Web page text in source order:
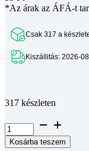
*Az árak az ÁFÁ-t
Csak 317 a
Kiszállitás: 2026-
317 készleten
Süllyesztett
fejű
phillips
Kosárba teszem